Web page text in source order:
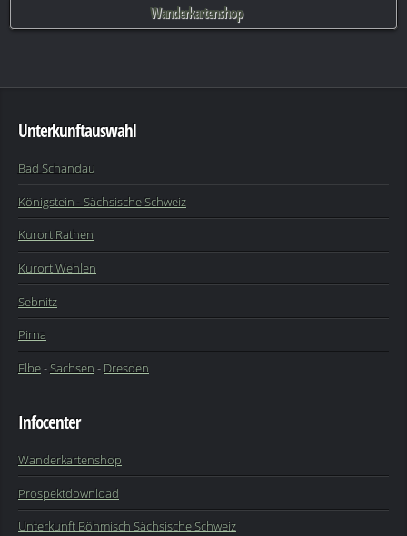
Wanderkartenshop
Unterkunftauswahl
Bad Schandau
Königstein - Sächsische Schweiz
Kurort Rathen
Kurort Wehlen
Sebnitz
Pirna
Elbe-Sachsen - Dresden
Infocenter
Wanderkartenshop
Prospektdownload
Unterkunft Böhmisch Sächsische Schweiz